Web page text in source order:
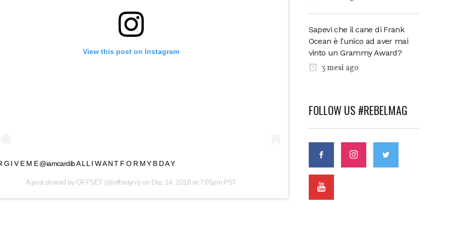
View this post on Instagram
G I V E M E @iamcardib A L L I W A N T F O R M Y B D A Y
A post shared by OFFSET (@offsetyrn) on Dec 14, 2018 at 7:05pm PST
Sapevi che il cane di Frank
Ocean è l’unico ad aver mai
vinto un Grammy Award?
3 mesi ago
FOLLOW US #REBELMAG